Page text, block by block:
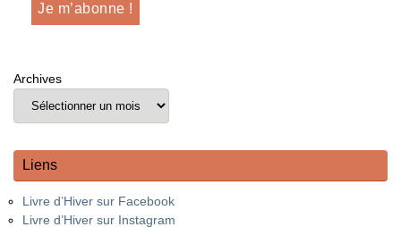
Archives
Liens
Livre d’Hiver sur Facebook
Livre d’Hiver sur Instagram